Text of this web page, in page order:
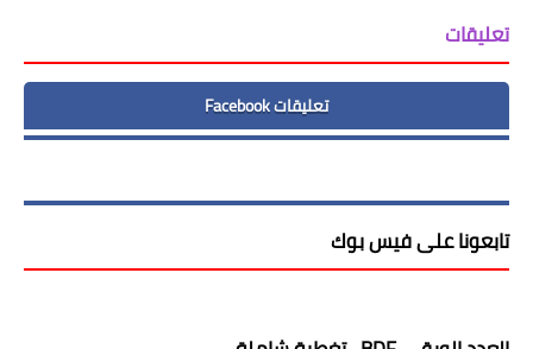
تعليقات
تعليقات Facebook
تابعونا على فيس بوك